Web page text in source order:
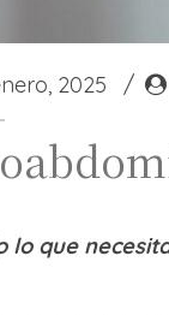
2025
lo que